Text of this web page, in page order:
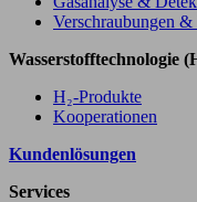
Verschraubungen
Wasserstofftechnologie
H₂-Produkte
Kooperationen
Kundenlösungen
Services